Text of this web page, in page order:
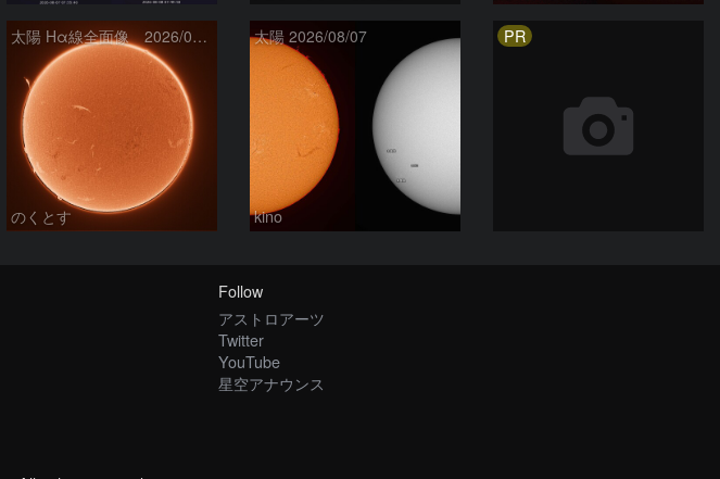
太陽 Hα線全面像 2026/08/08
のくとす
太陽 2026/08/07
kino
PR
Follow
アストロアーツ
Twitter
YouTube
星空アナウンス